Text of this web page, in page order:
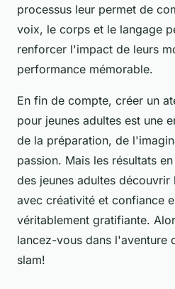
processus leur permet de
voix, le corps et le langage
renforcer l'impact de leurs
performance mémorable.
En fin de compte, créer un
pour jeunes adultes est une
de la préparation, de
passion. Mais les résultats
des jeunes adultes
avec créativité et confiance
véritablement gratifiante.
lancez-vous dans l'aventure
slam!